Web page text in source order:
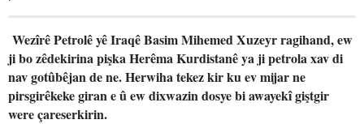
Wezîrê Petrolê yê Iraqê Basim Mihemed Xuzeyr ragihand, ew
ji bo zêdekirina pişka Herêma Kurdistanê ya ji petrola xav di
nav gotûbêjan de ne. Herwiha tekez kir ku ev mijar ne
pirsgirêkeke giran e û ew dixwazin dosye bi awayekî giştgir
were çareserkirin.